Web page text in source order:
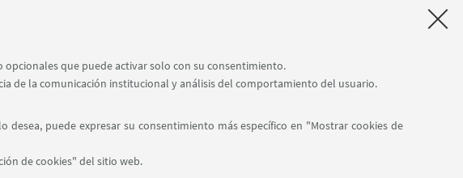
opcionales que puede activar solo con su consentimiento.
de la comunicación institucional y análisis del comportamiento del usuario.
puede expresar su consentimiento más específico en "Mostrar cookies de
de cookies" del sitio web.
Síganos: